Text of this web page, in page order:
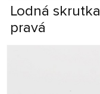
Lodná
pravá